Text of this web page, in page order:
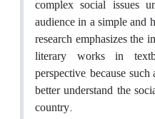
complex social issues
audience in a simple and
research emphasizes the
literary works in
perspective, because
better understand the
country.